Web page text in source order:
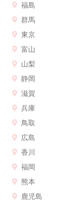
福島
群馬
東京
富山
山梨
静岡
滋賀
兵庫
鳥取
広島
香川
福岡
熊本
鹿児島